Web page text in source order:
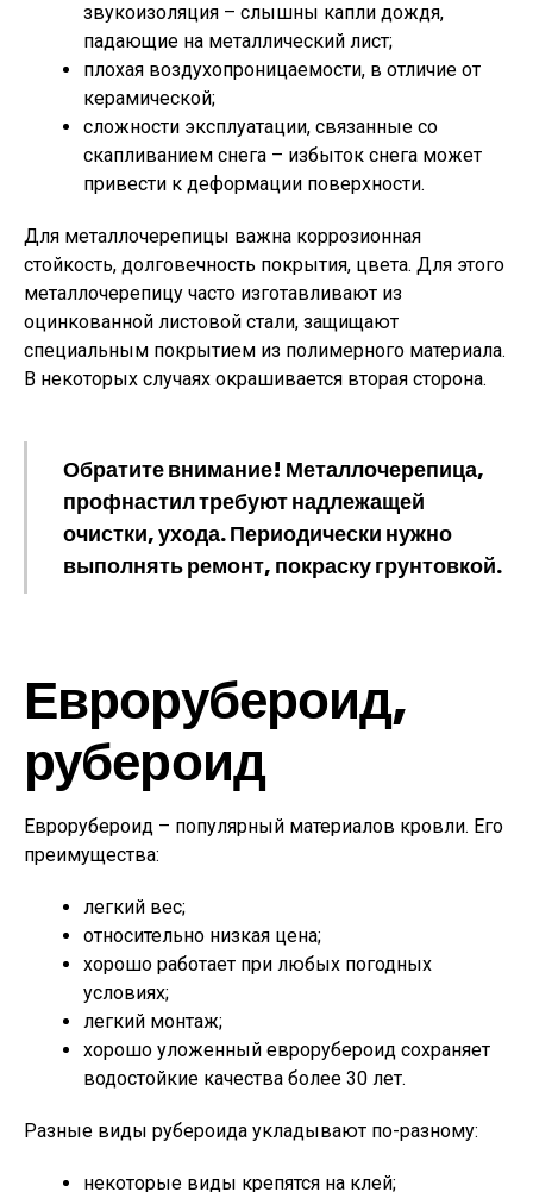
звукоизоляция – слышны капли дождя,
падающие на металлический лист;
плохая воздухопроницаемости, в отличие от
керамической;
сложности эксплуатации, связанные со
скапливанием снега – избыток снега может
привести к деформации поверхности.
Для металлочерепицы важна коррозионная
стойкость, долговечность покрытия, цвета. Для этого
металлочерепицу часто изготавливают из
оцинкованной листовой стали, защищают
специальным покрытием из полимерного материала.
В некоторых случаях окрашивается вторая сторона.
Обратите внимание! Металлочерепица,
профнастил требуют надлежащей
очистки, ухода. Периодически нужно
выполнять ремонт, покраску грунтовкой.
Еврорубероид,
рубероид
Еврорубероид – популярный материалов кровли. Его
преимущества:
легкий вес;
относительно низкая цена;
хорошо работает при любых погодных
условиях;
легкий монтаж;
хорошо уложенный еврорубероид сохраняет
водостойкие качества более 30 лет.
Разные виды рубероида укладывают по-разному:
некоторые виды крепятся на клей;